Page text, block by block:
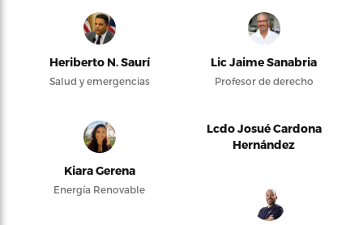
Heriberto N. Saurí
Salud y emergencias
Lic Jaime Sanabria
Profesor de derecho
Kiara Gerena
Energía Renovable
Lcdo Josué Cardona
Hernández